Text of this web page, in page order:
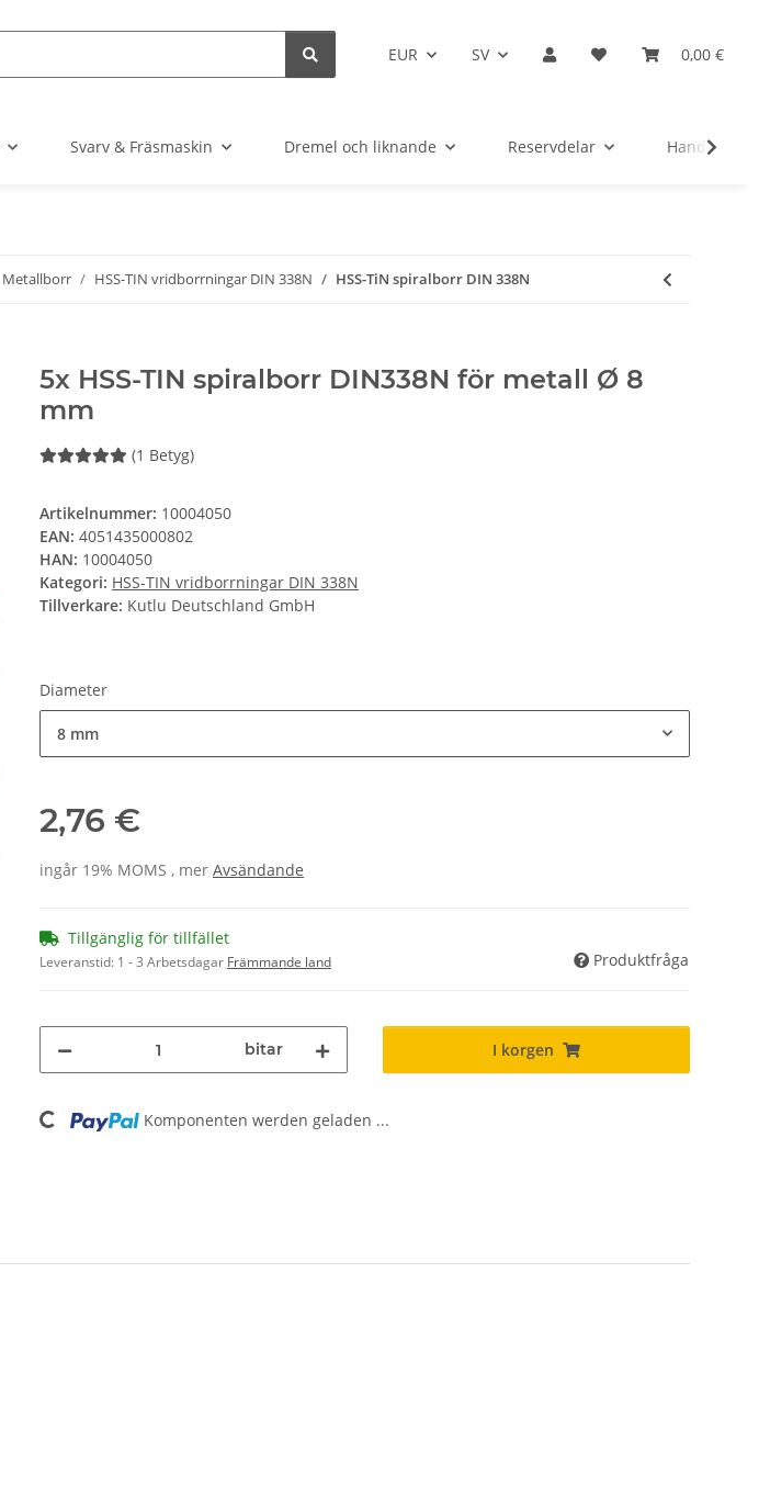
EUR SV 0,00 €
Svarv & Fräsmaskin Dremel och liknande Reservdelar Handverktyg
Metallborr HSS-TIN vridborrningar DIN 338N HSS-TiN spiralborr DIN 338N
5x HSS-TIN spiralborr DIN338N för metall Ø 8
mm
(1 Betyg)
Artikelnummer: 10004050
EAN: 4051435000802
HAN: 10004050
Kategori: HSS-TIN vridborrningar DIN 338N
Tillverkare: Kutlu Deutschland GmbH
Diameter
8 mm
2,76 €
ingår 19% MOMS , mer Avsändande
Tillgänglig för tillfället
Leveranstid: 1 - 3 Arbetsdagar Främmande land Produktfråga
bitar I korgen
Loading... Komponenten werden geladen ...